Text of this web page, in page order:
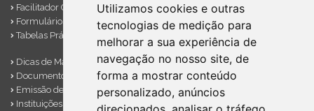
Utilizamos cookies e outras
tecnologias de medição para
melhorar a sua experiência de
navegação no nosso site, de
forma a mostrar conteúdo
personalizado, anúncios
Facilitador Contábil
Formulários Diversos
Tabelas Práticas
Dicas de Marketing
Documentos Importantes
Emissão de Notas
Instituições Financeiras